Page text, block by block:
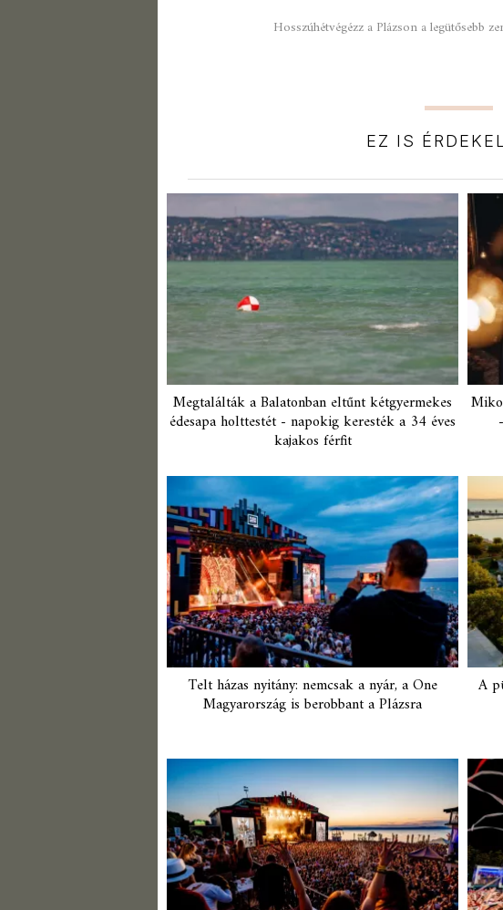
Hosszúhétvégézz a Plázson a legütősebb
EZ IS
Megtalálták a Balatonban eltűnt kétgyermekes
édesapa holttestét - napokig keresték a 34 éves
kajakos férfit
Telt házas nyitány: nemcsak a nyár, a One
Magyarország is berobbant a Plázsra
A